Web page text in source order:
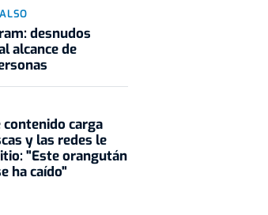
desnudos
alcance de
contenido carga
y las redes le
"Este orangután
ha caído"